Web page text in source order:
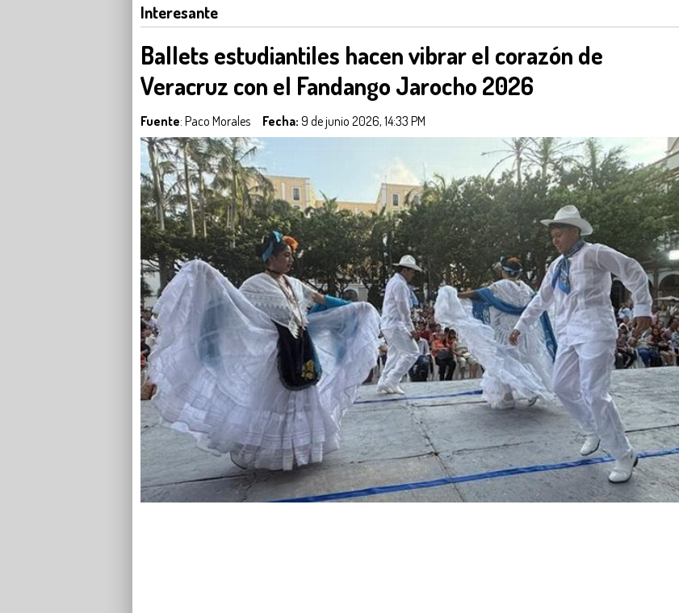
Interesante
Ballets estudiantiles hacen vibrar el corazón de
Veracruz con el Fandango Jarocho 2026
Fuente: Paco Morales Fecha: 9 de junio 2026, 14:33 PM